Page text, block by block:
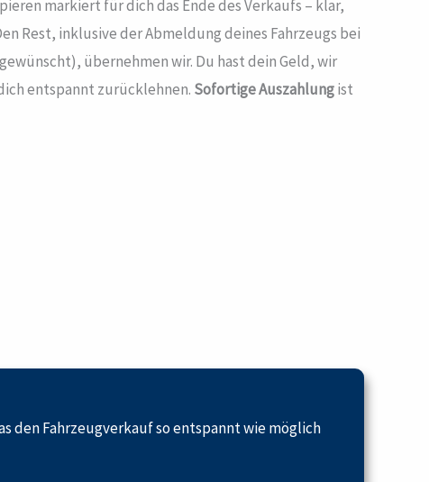
markiert für dich das Ende des Verkaufs – klar,
Rest, inklusive der Abmeldung deines Fahrzeugs bei
übernehmen wir. Du hast dein Geld, wir
entspannt zurücklehnen. Sofortige Auszahlungist
den Fahrzeugverkauf so entspannt wie möglich